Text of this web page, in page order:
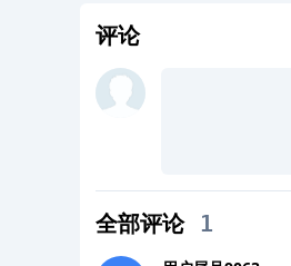
评论
全部评论 1